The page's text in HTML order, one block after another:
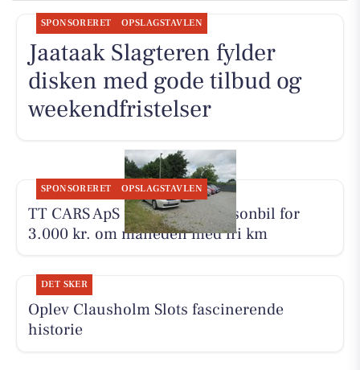
SPONSORERET OPSLAGSTAVLEN
Jaataak Slagteren fylder
disken med gode tilbud og
weekendfristelser
SPONSORERET OPSLAGSTAVLEN
TT CARS ApS udlejer lille personbil for
3.000 kr. om måneden med fri km
DET SKER
Oplev Clausholm Slots fascinerende
historie